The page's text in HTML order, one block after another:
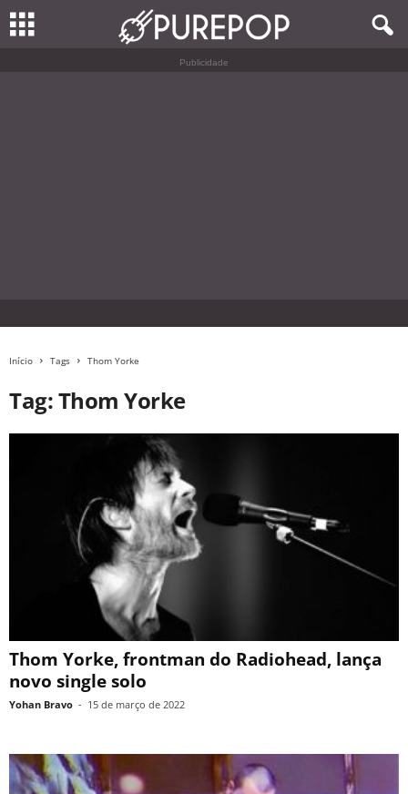
Publicidade
Início Tags Thom Yorke
Tag: Thom Yorke
Thom Yorke, frontman do Radiohead, lança
novo single solo
Yohan Bravo - 15 de março de 2022